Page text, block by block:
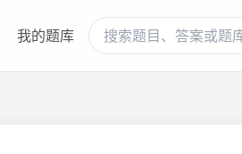
我的题库